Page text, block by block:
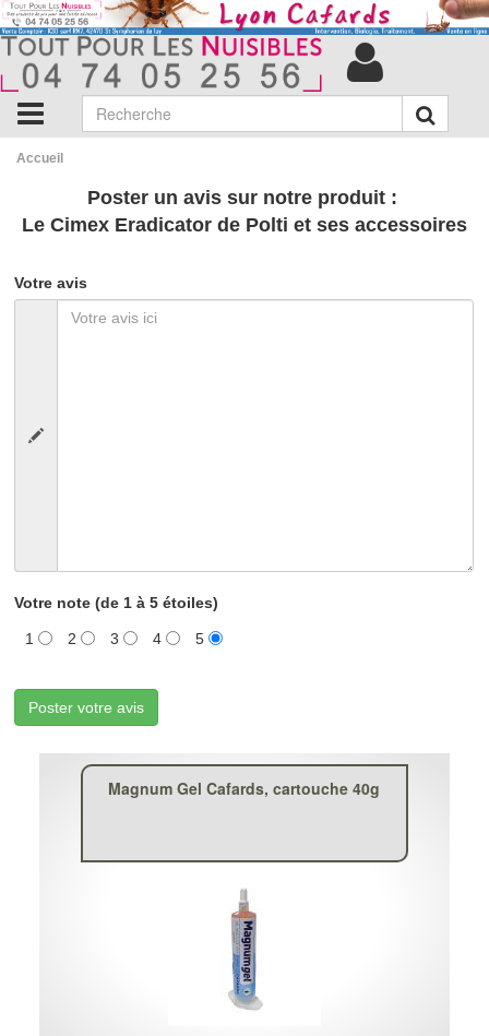
Accueil
Poster un avis sur notre produit :
Le Cimex Eradicator de Polti et ses accessoires
Votre avis
Votre note (de 1 à 5 étoiles)
1 2 3 4 5
Poster votre avis
Magnum Gel Cafards, cartouche 40g